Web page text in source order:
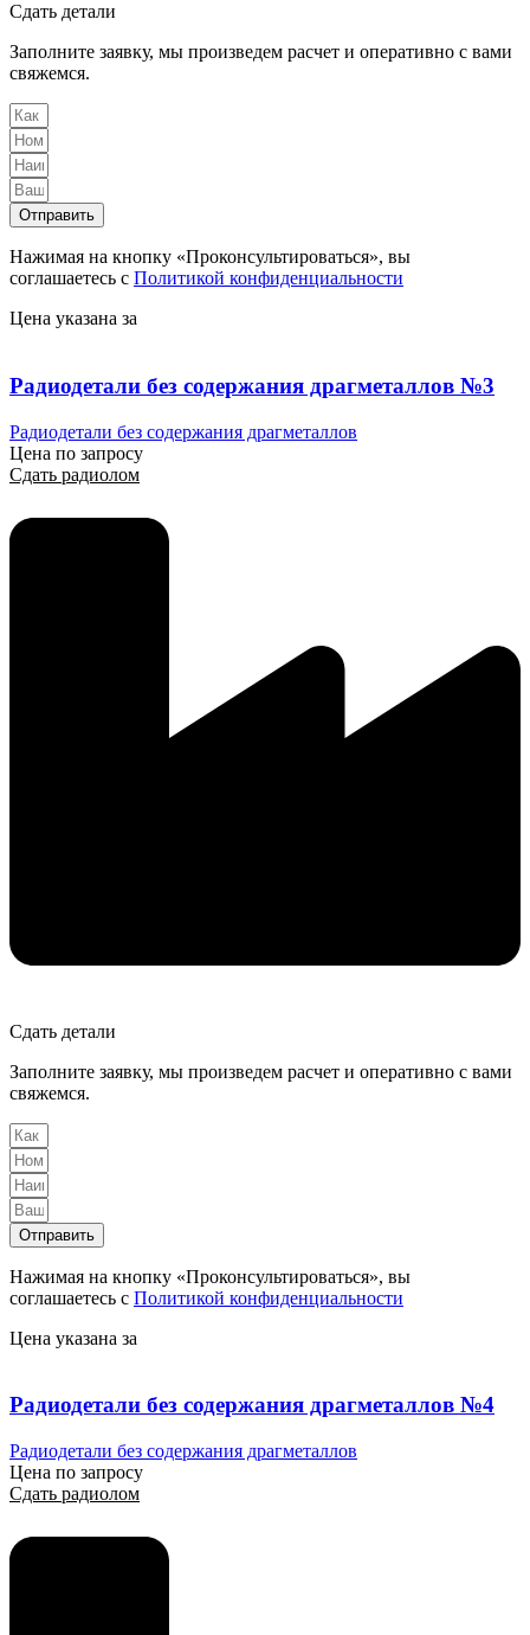
Сдать детали
Заполните заявку, мы произведем расчет и оперативно с вами
свяжемся.
Отправить
Нажимая на кнопку «Проконсультироваться», вы
соглашаетесь с Политикой конфиденциальности
Цена указана за
Радиодетали без содержания драгметаллов №3
Радиодетали без содержания драгметаллов
Цена по запросу
Сдать радиолом
Сдать детали
Заполните заявку, мы произведем расчет и оперативно с вами
свяжемся.
Отправить
Нажимая на кнопку «Проконсультироваться», вы
соглашаетесь с Политикой конфиденциальности
Цена указана за
Радиодетали без содержания драгметаллов №4
Радиодетали без содержания драгметаллов
Цена по запросу
Сдать радиолом